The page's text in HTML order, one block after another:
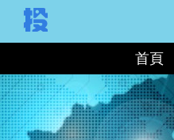
首頁